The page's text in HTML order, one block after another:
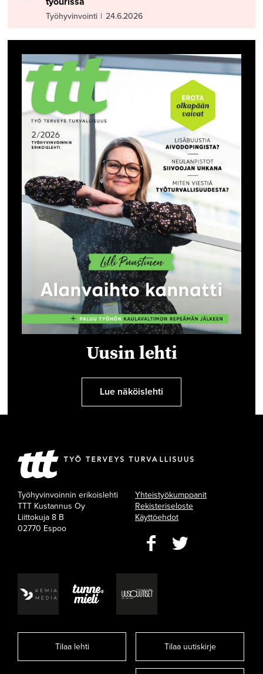
Työhyvinvointi | 24.6.2026
Uusin lehti
Lue näköislehti
Työhyvinvoinnin erikoislehti
TTT Kustannus Oy
Liittokuja 8 B
02770 Espoo
Yhteistyökumppanit
Rekisteriseloste
Käyttöehdot
Tilaa lehti Tilaa uutiskirje